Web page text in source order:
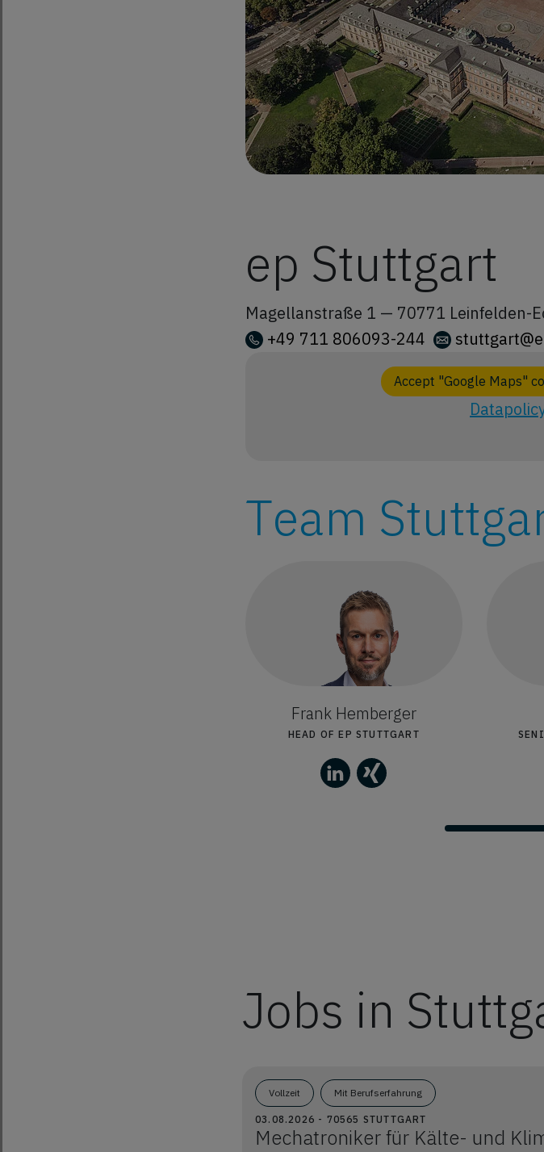
ep Stuttgart
Magellanstraße 1 — 70771 Leinfelden-
+49 711 806093-244
Accept "Google Maps"
Team
Frank Hemberger
HEAD OF EP STUTTGART
Jobs in
Vollzeit Mit Berufserfahrung
03.08.2026 - 70565 STUTTGART
Mechatroniker für Kälte- und